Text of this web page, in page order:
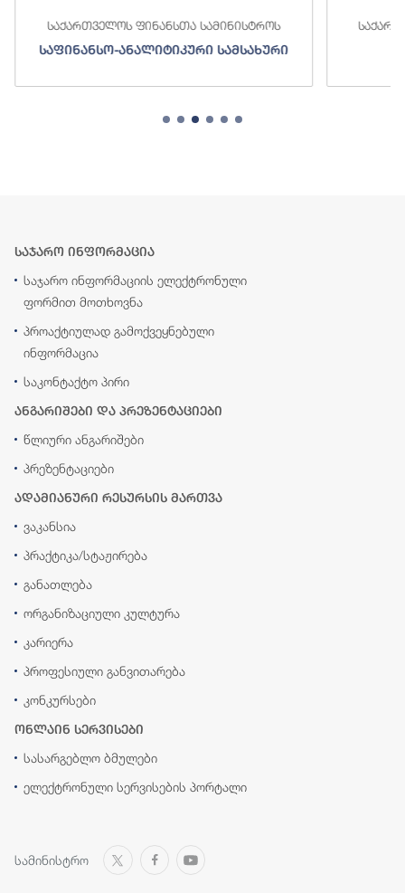
საქართველოს ფინანსთა სამინისტროს
საფინანსო-ანალიტიკური სამსახური
საჯარო ინფორმაცია
საჯარო ინფორმაციის ელექტრონული
ფორმით მოთხოვნა
პროაქტიულად გამოქვეყნებული
ინფორმაცია
საკონტაქტო პირი
ანგარიშები და პრეზენტაციები
წლიური ანგარიშები
პრეზენტაციები
ადამიანური რესურსის მართვა
ვაკანსია
პრაქტიკა/სტაჟირება
განათლება
ორგანიზაციული კულტურა
კარიერა
პროფესიული განვითარება
კონკურსები
ონლაინ სერვისები
სასარგებლო ბმულები
ელექტრონული სერვისების პორტალი
სამინისტრო